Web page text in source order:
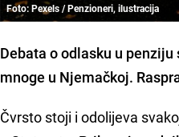
Foto: Pexels / Penzioneri, ilustracija
Debata o odlasku u
mnoge u Njemačkoj.
Čvrsto stoji i odolijeva